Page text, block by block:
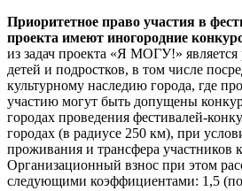
Приоритетное право участия в
проекта имеют иногородние
из задач проекта «Я МОГУ!» является
детей и подростков, в том числе
культурному наследию города, где
участию могут быть допущены
городах проведения фестивалей-
городах (в радиусе 250 км), при
проживания и трансфера участников
Организационный взнос при этом
следующими коэффициентами: 1,5